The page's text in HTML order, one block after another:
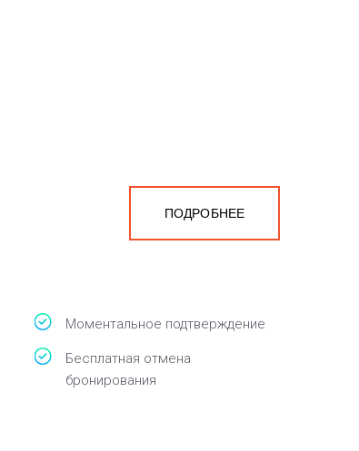
ПОДРОБНЕЕ
Моментальное подтверждение
Бесплатная отмена
бронирования